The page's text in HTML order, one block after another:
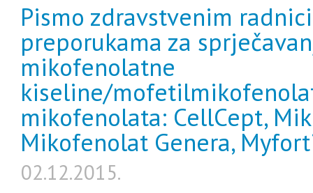
Pismo zdravstvenim
preporukama za
mikofenolatne
kiseline/
mikofenolata: CellCept,
Mikofenolat Genera,
02.12.2015.